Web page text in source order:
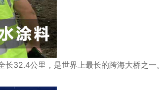
32.4公里，是世界上最长的跨海大桥之一